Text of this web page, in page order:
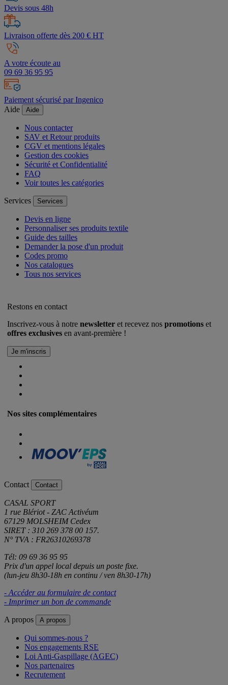
Devis sous 48h
Livraison offerte dès 200 € HT
A votre écoute au
09 69 36 95 95
Paiement sécurisé par Ingenico
Aide
Aide
Nous contacter
SAV et Retour produits
CGV et mentions légales
Gestion des cookies
Sécurité et Confidentialité
FAQ
Voir toutes les catégories
Services Services
Devis en ligne
Personnaliser ses produits textile
Guide des tailles
Demander la pose d'un produit
Codes promo
Nos catalogues
Tous nos services
Restons en contact
Inscrivez-vous à notre newsletter et recevez nos promotions et
offres exclusives en avant-première !
Nos sites complémentaires
Contact Contact
CASAL SPORT
1 rue Blériot - ZAC Activéum
67129 MOLSHEIM Cedex
SIRET : 310 269 378 00 157.
N° TVA : FR26310269378
Tél: 09 69 36 95 95
Prix d'un appel local depuis un poste fixe.
(lun-jeu 8h30-18h en continu / ven 8h30-17h)
- Accéder au formulaire de contact
- Imprimer un bon de commande
A propos A propos
Qui sommes-nous ?
Nos engagements RSE
Loi Anti-Gaspillage (AGEC)
Nos partenaires
Recrutement